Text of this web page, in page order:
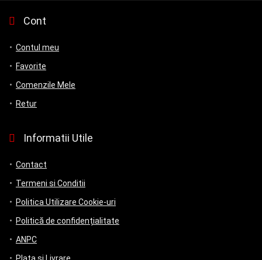
Cont
Contul meu
Favorite
Comenzile Mele
Retur
Informatii Utile
Contact
Termeni si Conditii
Politica Utilizare Cookie-uri
Politică de confidențialitate
ANPC